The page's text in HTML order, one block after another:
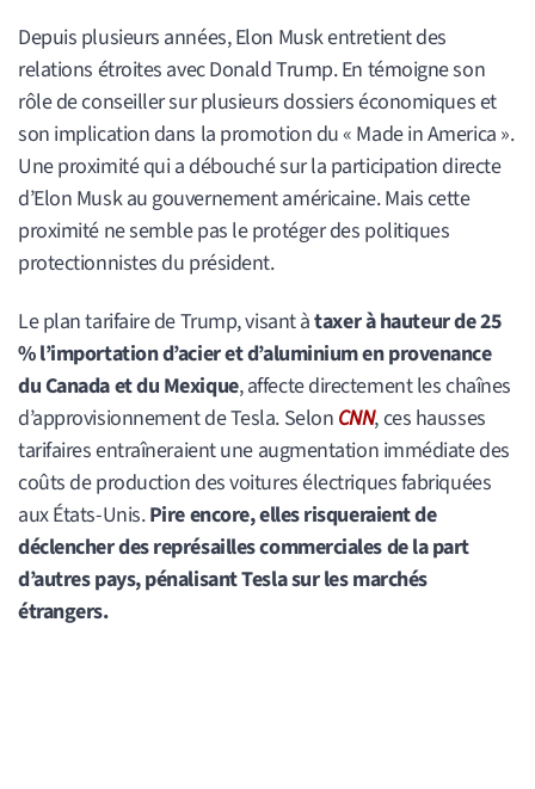
Depuis plusieurs années, Elon Musk entretient des
relations étroites avec Donald Trump. En témoigne son
rôle de conseiller sur plusieurs dossiers économiques et
son implication dans la promotion du « Made in America ».
Une proximité qui a débouché sur la participation directe
d’Elon Musk au gouvernement américaine. Mais cette
proximité ne semble pas le protéger des politiques
protectionnistes du président.
Le plan tarifaire de Trump, visant àtaxer à hauteur de 25
% l’importation d’acier et d’aluminium en provenance
du Canada et du Mexique, affecte directement les chaînes
d’approvisionnement de Tesla. Selon CNN, ces hausses
tarifaires entraîneraient une augmentation immédiate des
coûts de production des voitures électriques fabriquées
aux États-Unis.Pire encore, elles risqueraient de
déclencher des représailles commerciales de la part
d’autres pays, pénalisant Tesla sur les marchés
étrangers.